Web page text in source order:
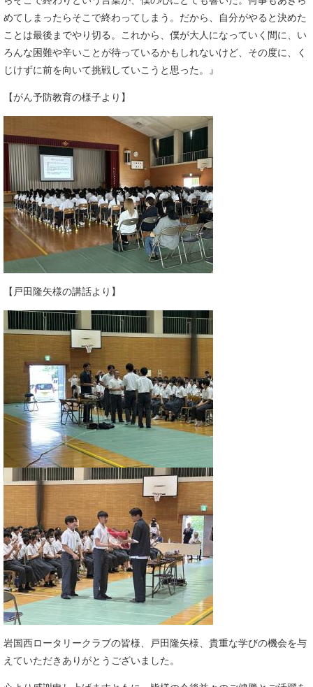
めてしまったらそこで終わってしまう。だから、自分がやると決めた
ことは最後までやり切る。これから、僕が大人になっていく間に、い
ろんな困難や辛いことが待っているかもしれないけど、その度に、く
じけずに前を向いて挑戦していこうと思った。』
【がん予防教育の様子より】
【戸田隆矢様の講話より】
岩国西ロータリークラブの皆様、戸田隆矢様、貴重な学びの機会を与
えていただきありがとうございました。